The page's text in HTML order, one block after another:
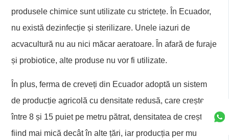
produsele chimice sunt utilizate cu strictețe. În Ecuador,
nu există dezinfecție și sterilizare. Unele iazuri de
acvacultură nu au nici măcar aeratoare. În afară de furaje
și probiotice, alte produse nu vor fi utilizate.
În plus, ferma de creveți din Ecuador adoptă un sistem
de producție agricolă cu densitate redusă, care crește
între 8 și 15 puiet pe metru pătrat, densitatea de creștere
fiind mai mică decât în alte țări, iar producția per mu